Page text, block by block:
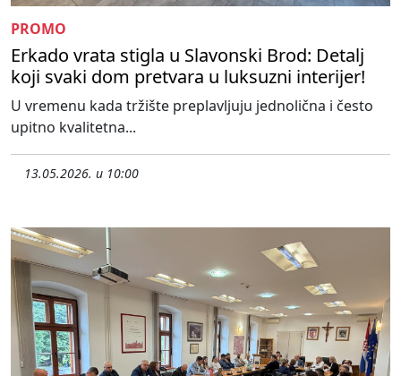
PROMO
Erkado vrata stigla u Slavonski Brod: Detalj
koji svaki dom pretvara u luksuzni interijer!
U vremenu kada tržište preplavljuju jednolična i često
upitno kvalitetna...
13.05.2026. u 10:00